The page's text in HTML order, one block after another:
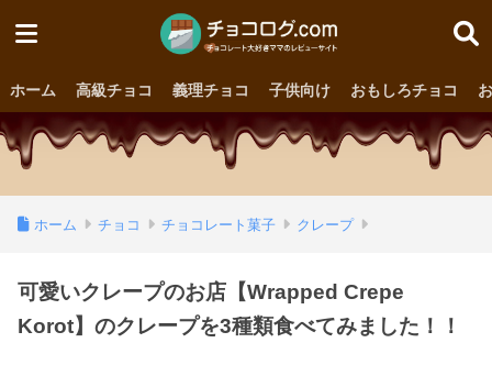
ホーム 高級チョコ 義理チョコ 子供向け おもしろチョコ
ホーム チョコ チョコレート菓子 クレープ
可愛いクレープのお店【Wrapped Crepe
Korot】のクレープを3種類食べてみました！！